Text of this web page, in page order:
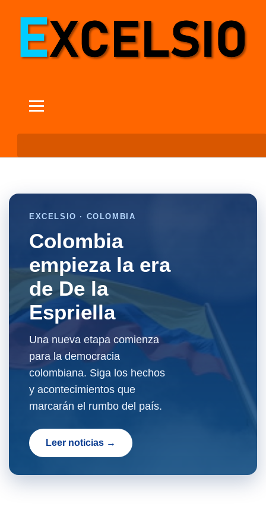
EXCELSIO · COLOMBIA
Colombia
empieza la era
de De la
Espriella
Una nueva etapa comienza
para la democracia
colombiana. Siga los hechos
y acontecimientos que
marcarán el rumbo del país.
Leer noticias →